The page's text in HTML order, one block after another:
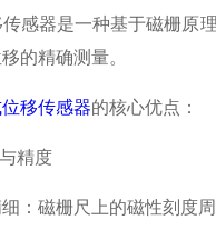
器是一种基于磁栅原理
的精确测量。
移传感器的核心优点：
精度
磁栅尺上的磁性刻度周